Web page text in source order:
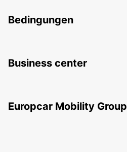
Bedingungen
Business center
Europcar Mobility Group